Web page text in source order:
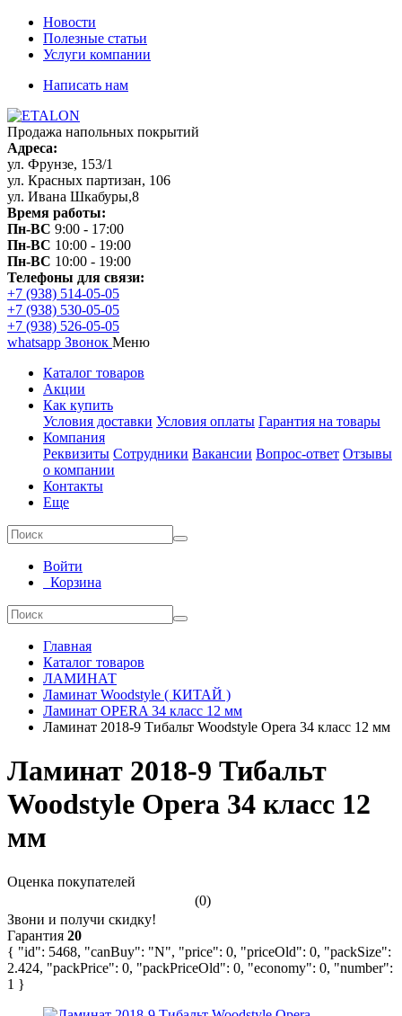
Новости
Полезные статьи
Услуги компании
Написать нам
Продажа напольных покрытий
Адреса:
ул. Фрунзе, 153/1
ул. Красных партизан, 106
ул. Ивана Шкабуры,8
Время работы:
Пн-ВС 9:00 - 17:00
Пн-ВС 10:00 - 19:00
Пн-ВС 10:00 - 19:00
Телефоны для связи:
+7 (938) 514-05-05
+7 (938) 530-05-05
+7 (938) 526-05-05
whatsapp Звонок Меню
Каталог товаров
Акции
Как купить
Условия доставки Условия оплаты Гарантия на товары
Компания
Реквизиты Сотрудники Вакансии Вопрос-ответ Отзывы
о компании
Контакты
Еще
Войти
Корзина
Главная
Каталог товаров
ЛАМИНАТ
Ламинат Woodstyle ( КИТАЙ )
Ламинат OPERA 34 класс 12 мм
Ламинат 2018-9 Тибальт Woodstyle Opera 34 класс 12 мм
Ламинат 2018-9 Тибальт
Woodstyle Opera 34 класс 12
мм
Оценка покупателей
(0)
Звони и получи скидку!
Гарантия 20
{ "id": 5468, "canBuy": "N", "price": 0, "priceOld": 0, "packSize":
2.424, "packPrice": 0, "packPriceOld": 0, "economy": 0, "number":
1 }